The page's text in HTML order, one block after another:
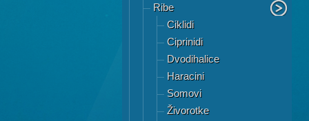
Ribe
Ciklidi
Ciprinidi
Dvodihalice
Haracini
Somovi
Živorotke